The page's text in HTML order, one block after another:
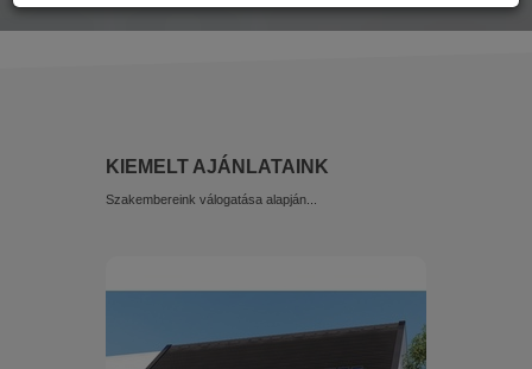
KIEMELT AJÁNLATAINK
Szakembereink válogatása alapján...